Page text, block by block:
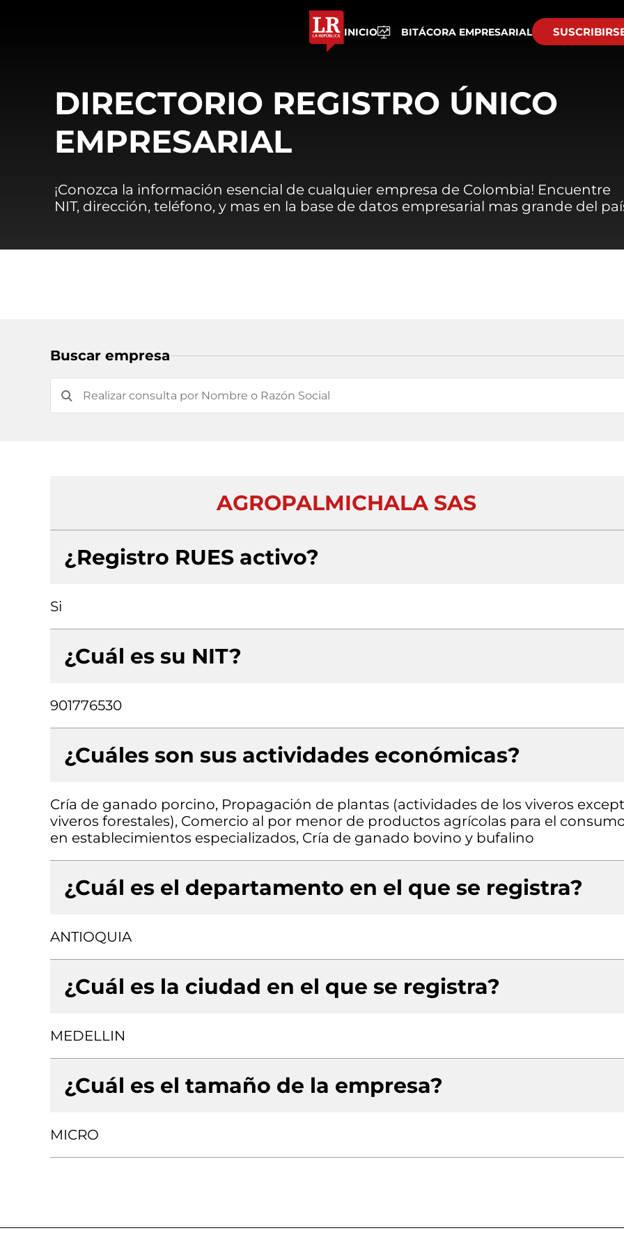
INICIO BITÁCORA EMPRESARIAL
DIRECTORIO REGISTRO ÚNICO
EMPRESARIAL
¡Conozca la información esencial de cualquier empresa de Colombia! Encuentre
NIT, dirección, teléfono, y mas en la base de datos empresarial mas grande del
Buscar empresa
AGROPALMICHALA SAS
¿Registro RUES activo?
Si
¿Cuál es su NIT?
901776530
¿Cuáles son sus actividades económicas?
Cría de ganado porcino, Propagación de plantas (actividades de los viveros
viveros forestales), Comercio al por menor de productos agrícolas para el
en establecimientos especializados, Cría de ganado bovino y bufalino
¿Cuál es el departamento en el que se registra?
ANTIOQUIA
¿Cuál es la ciudad en el que se registra?
MEDELLIN
¿Cuál es el tamaño de la empresa?
MICRO